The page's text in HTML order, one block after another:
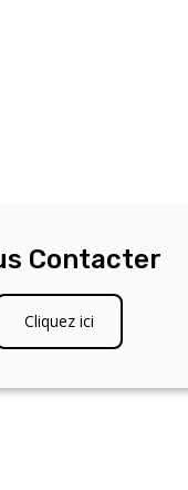
Contacter
Cliquez ici